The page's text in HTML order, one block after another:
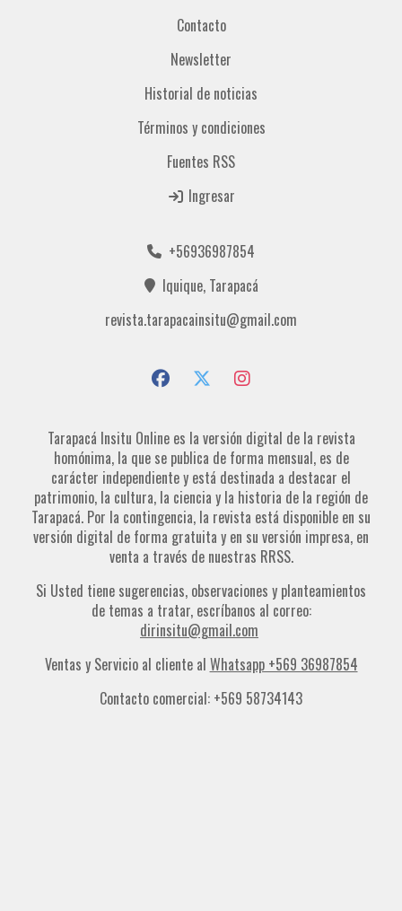
Contacto
Newsletter
Historial de noticias
Términos y condiciones
Fuentes RSS
Ingresar
Tarapacá Insitu Online es la versión digital de la revista
homónima, la que se publica de forma mensual, es de
carácter independiente y está destinada a destacar el
patrimonio, la cultura, la ciencia y la historia de la región de
Tarapacá. Por la contingencia, la revista está disponible en su
versión digital de forma gratuita y en su versión impresa, en
venta a través de nuestras RRSS.
Si Usted tiene sugerencias, observaciones y planteamientos
de temas a tratar, escríbanos al correo:
dirinsitu@gmail.com
Ventas y Servicio al cliente al Whatsapp +569 36987854
Contacto comercial: +569 58734143
+56936987854
Iquique, Tarapacá
revista.tarapacainsitu@gmail.com